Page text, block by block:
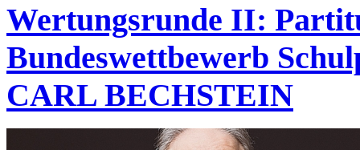
Wertungsrunde II:
Bundeswettbewerb
CARL BECHSTEIN